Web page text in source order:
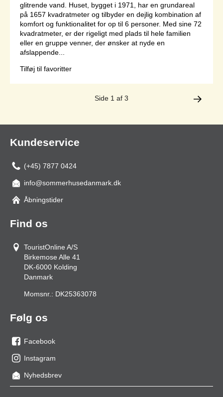
glitrende vand. Huset, bygget i 1971, har en grundareal
på 1657 kvadratmeter og tilbyder en dejlig kombination af
komfort og funktionalitet for op til 6 personer. Med sine 72
kvadratmeter, er der rigeligt med plads til hele familien
eller en gruppe venner, der ønsker at nyde en
afslappende...
Tilføj til favoritter
Side 1 af 3
Kundeservice
(+45) 7877 0424
info@sommerhusedanmark.dk
Åbningstider
Find os
TouristOnline A/S
Birkemose Alle 41
DK-6000 Kolding
Danmark
Momsnr.: DK25363078
Følg os
os
på
facebook
Facebook
os
på
Instagram
Nyhedsbrev